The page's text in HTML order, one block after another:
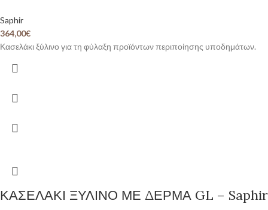
Saphir
364,00€
Κασελάκι ξύλινο για τη φύλαξη προϊόντων περιποίησης υποδημάτων.
ΚΑΣΕΛΑΚΙ ΞΥΛΙΝΟ ΜΕ ΔΕΡΜΑ GL – Saphir